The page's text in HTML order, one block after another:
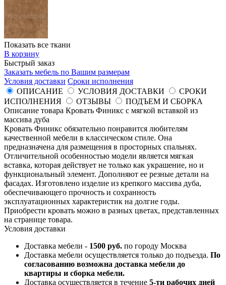
Показать все ткани
В корзину
Быстрый заказ
Заказать мебель по Вашим размерам
Условия доставки Сроки исполнения
ОПИСАНИЕ
УСЛОВИЯ ДОСТАВКИ
СРОКИ
ИСПОЛНЕНИЯ
ОТЗЫВЫ
ПОДЪЕМ И СБОРКА
Описание товара Кровать Финикс с мягкой вставкой из
массива дуба
Кровать Финикс обязательно понравится любителям
качественной мебели в классическом стиле. Она
предназначена для размещения в просторных спальнях.
Отличительной особенностью модели является мягкая
вставка, которая действует не только как украшение, но и
функциональный элемент. Дополняют ее резные детали на
фасадах. Изготовлено изделие из крепкого массива дуба,
обеспечивающего прочность и сохранность
эксплуатационных характеристик на долгие годы.
Приобрести кровать можно в разных цветах, представленных
на странице товара.
Условия доставки
Доставка мебели - 1500 руб. по городу Москва
Доставка мебели осуществляется только до подъезда. По
согласованию возможна доставка мебели до
квартиры и сборка мебели.
Доставка осуществляется в течение 5-ти рабочих дней